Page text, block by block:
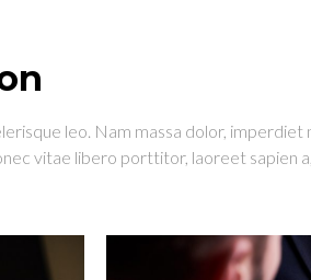
leo. Nam massa dolor, imperdiet
vitae libero porttitor, laoreet sapien